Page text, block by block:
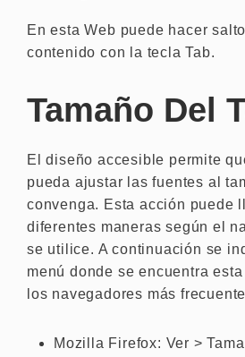
En esta Web puede hacer
contenido con la tecla Tab.
Tamaño Del
El diseño accesible permite
pueda ajustar las fuentes al
convenga. Esta acción puede
diferentes maneras según el
se utilice. A continuación se
menú donde se encuentra
los navegadores más
Mozilla Firefox: Ver >